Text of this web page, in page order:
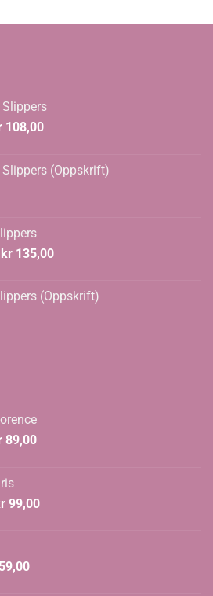
124,00.
108,00Nåværende
kr 108,00.
(Oppskrift)
kr 135,00Prisområde:
kr 135,00
(Oppskrift)
89,00Nåværende
99,00Prisområde:
Nåværende